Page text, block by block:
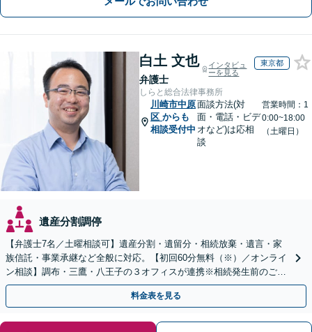
白土 文也
弁護士
インタビュ
ーを見る
東京都
しらと総合法律事務所
川崎市中原
区 からも
相談受付中
面談方法(対
面・電話・ビデ
オなど)は応相
談
営業時間：1
0:00~18:00
（土曜日）
遺産分割調停
【弁護士7名／土曜相談可】遺産分割・遺留分・相続放棄・遺言・家
族信託・事業承継など全般に対応。【初回60分無料（※）／オンライ
ン相談】調布・三鷹・八王子の３オフィスが連携※相続発生前のご相
談など有料相談になるものもございます。
料金表を見る